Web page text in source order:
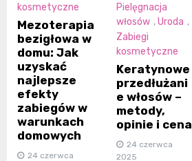
kosmetyczne
Mezoterapia
bezigłowa w
domu: Jak
uzyskać
najlepsze
efekty
zabiegów w
warunkach
domowych
24 czerwca
Pielęgnacja
włosów ,Uroda ,
Zabiegi
kosmetyczne
Keratynowe
przedłużani
e włosów –
metody,
opinie i cena
24 czerwca
2025